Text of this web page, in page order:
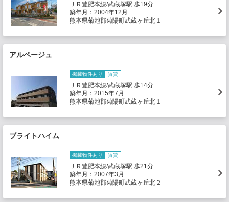
ＪＲ豊肥本線/武蔵塚駅 歩19分
築年月：2004年12月
熊本県菊池郡菊陽町武蔵ヶ丘北１
アルページュ
掲載物件あり 賃貸
ＪＲ豊肥本線/武蔵塚駅 歩14分
築年月：2015年7月
熊本県菊池郡菊陽町武蔵ヶ丘北１
ブライトハイム
掲載物件あり 賃貸
ＪＲ豊肥本線/武蔵塚駅 歩21分
築年月：2007年3月
熊本県菊池郡菊陽町武蔵ヶ丘北２